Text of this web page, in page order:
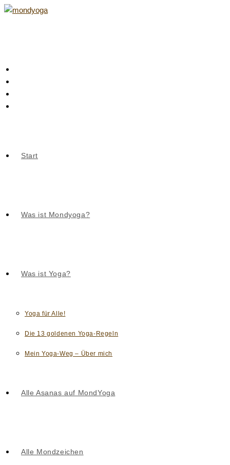
Zum
Start
Was ist Mondyoga?
Was ist Yoga?
Yoga für Alle!
Die 13 goldenen Yoga-Regeln
Mein Yoga-Weg – Über mich
Alle Asanas auf MondYoga
Alle Mondzeichen